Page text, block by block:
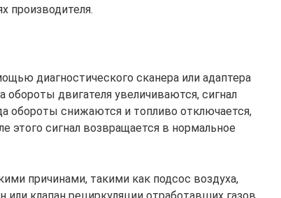
производителя.
диагностического сканера или адаптера
обороты двигателя увеличиваются, сигнал
обороты снижаются и топливо отключается,
этого сигнал возвращается в нормальное
причинами, такими как подсос воздуха,
клапан рециркуляции отработавших газов,